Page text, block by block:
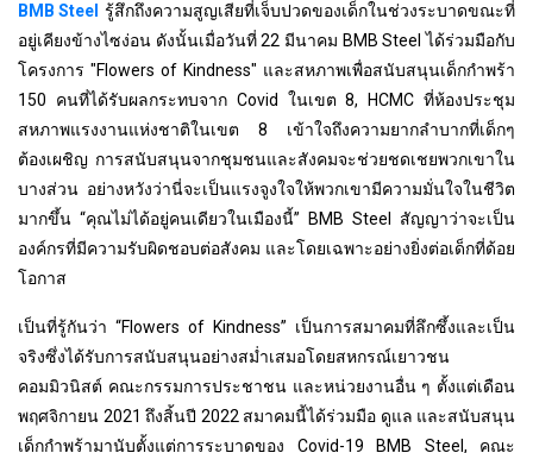
BMB Steel รู้สึกถึงความสูญเสียที่เจ็บปวดของเด็กในช่วงระบาดขณะที่
อยู่เคียงข้างไซง่อน ดังนั้นเมื่อวันที่ 22 มีนาคม BMB Steel ได้ร่วมมือกับ
โครงการ "Flowers of Kindness" และสหภาพเพื่อสนับสนุนเด็กกำพร้า
150 คนที่ได้รับผลกระทบจาก Covid ในเขต 8, HCMC ที่ห้องประชุม
สหภาพแรงงานแห่งชาติในเขต 8 เข้าใจถึงความยากลำบากที่เด็กๆ
ต้องเผชิญ การสนับสนุนจากชุมชนและสังคมจะช่วยชดเชยพวกเขาใน
บางส่วน อย่างหวังว่านี่จะเป็นแรงจูงใจให้พวกเขามีความมั่นใจในชีวิต
มากขึ้น “คุณไม่ได้อยู่คนเดียวในเมืองนี้” BMB Steel สัญญาว่าจะเป็น
องค์กรที่มีความรับผิดชอบต่อสังคม และโดยเฉพาะอย่างยิ่งต่อเด็กที่ด้อย
โอกาส
เป็นที่รู้กันว่า “Flowers of Kindness” เป็นการสมาคมที่ลึกซึ้งและเป็น
จริงซึ่งได้รับการสนับสนุนอย่างสม่ำเสมอโดยสหกรณ์เยาวชน
คอมมิวนิสต์ คณะกรรมการประชาชน และหน่วยงานอื่น ๆ ตั้งแต่เดือน
พฤศจิกายน 2021 ถึงสิ้นปี 2022 สมาคมนี้ได้ร่วมมือ ดูแล และสนับสนุน
เด็กกำพร้ามานับตั้งแต่การระบาดของ Covid-19 BMB Steel, คณะ